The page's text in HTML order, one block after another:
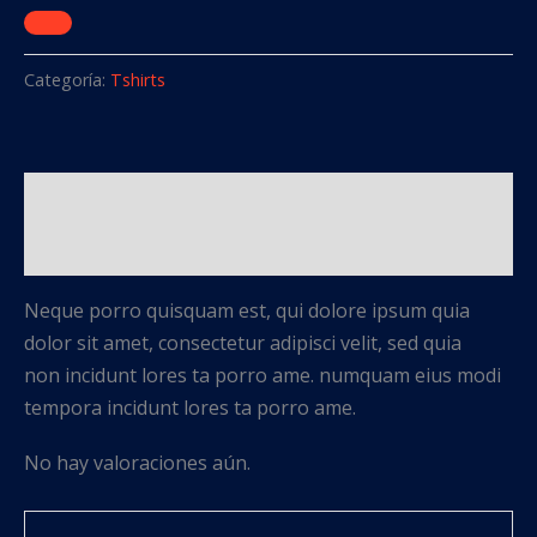
Categoría: Tshirts
Neque porro quisquam est, qui dolore ipsum quia
dolor sit amet, consectetur adipisci velit, sed quia
non incidunt lores ta porro ame. numquam eius modi
tempora incidunt lores ta porro ame.
No hay valoraciones aún.